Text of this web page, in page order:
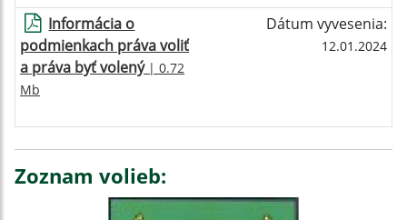
Informácia o
podmienkach práva voliť
a práva byť volený| 0.72
Mb
Dátum vyvesenia:
12.01.2024
Zoznam volieb: